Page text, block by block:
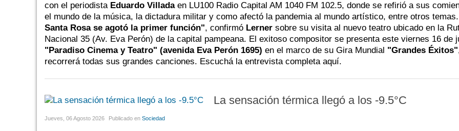
con el periodista Eduardo Villadaen LU100 Radio Capital AM 1040 FM 102.5, donde se refirió a sus
el mundo de la música, la dictadura militar y como afectó la pandemia al mundo artístico, entre otros
Santa Rosa se agotó la primer función", confirmó Lerner sobre su visita al nuevo teatro ubicado en la
Nacional 35 (Av. Eva Perón) de la capital pampeana. El exitoso compositor se presenta este viernes 16 de
"Paradiso Cinema y Teatro" (avenida Eva Perón 1695) en el marco de su Gira Mundial "Grandes Éxitos"
recorrerá todas sus grandes canciones. Escuchá la entrevista completa aquí.
La sensación térmica llegó a los -9.5°C
Jueves, 06 Agosto 2026 Publicado en Sociedad